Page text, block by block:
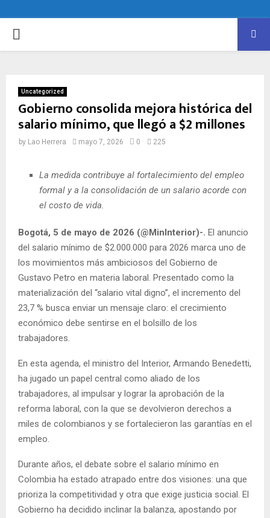
PRIMARY
Uncategorized
Gobierno consolida mejora histórica del
salario mínimo, que llegó a $2 millones
by Lao Herrera mayo 7, 2026 0 225
La medida contribuye al fortalecimiento del empleo
formal y a la consolidación de un salario acorde con
el costo de vida.
Bogotá, 5 de mayo de 2026 (@MinInterior)-. El anuncio
del salario mínimo de $2.000.000 para 2026 marca uno de
los movimientos más ambiciosos del Gobierno de
Gustavo Petro en materia laboral. Presentado como la
materialización del “salario vital digno”, el incremento del
23,7 % busca enviar un mensaje claro: el crecimiento
económico debe sentirse en el bolsillo de los
trabajadores.
En esta agenda, el ministro del Interior, Armando Benedetti,
ha jugado un papel central como aliado de los
trabajadores, al impulsar y lograr la aprobación de la
reforma laboral, con la que se devolvieron derechos a
miles de colombianos y se fortalecieron las garantías en el
empleo.
Durante años, el debate sobre el salario mínimo en
Colombia ha estado atrapado entre dos visiones: una que
prioriza la competitividad y otra que exige justicia social. El
Gobierno ha decidido inclinar la balanza, apostando por